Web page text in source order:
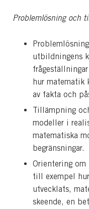
Problemlösning och
utbildningens
hur matematik
av fakta och
Tillämpning
modeller i
matematiska
begränsningar.
Orientering
till exempel
utvecklats,
skeende, en